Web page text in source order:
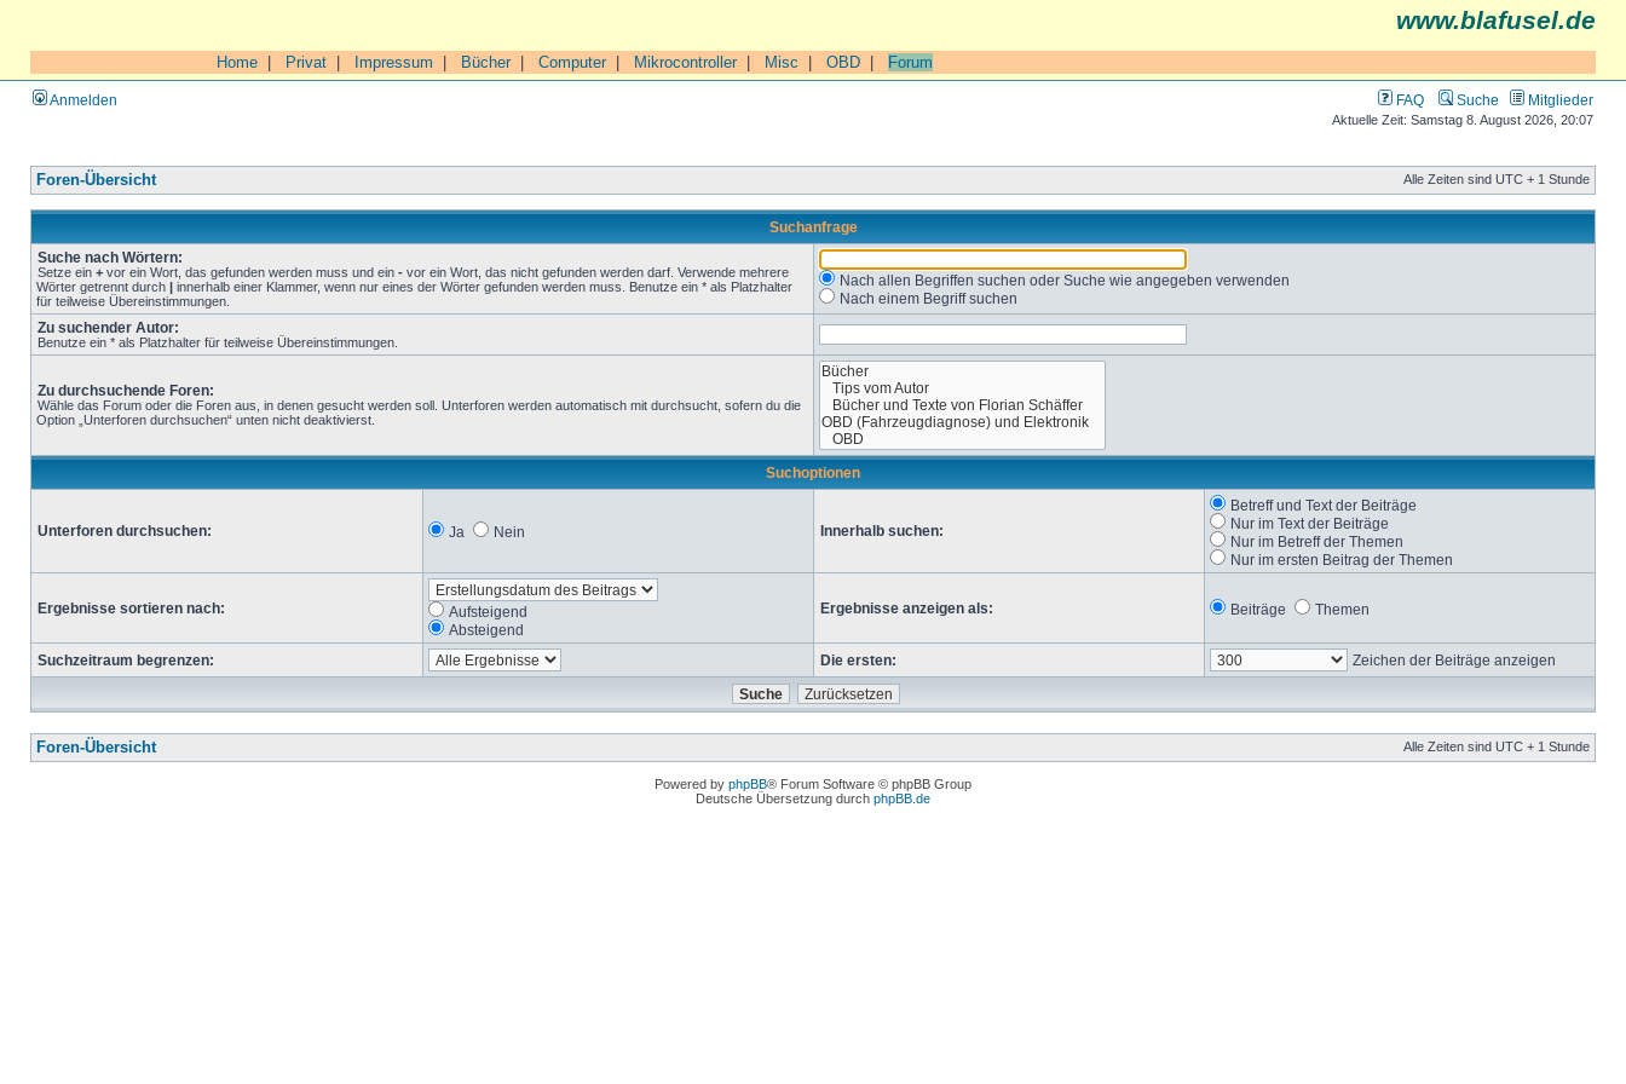
www.blafusel.de
Home Privat Impressum Bücher| Computer| Mikrocontroller| Misc OBD Forum
Anmelden FAQ Suche Mitglieder
Aktuelle Zeit: Samstag 8. August 2026, 20:07
Foren-Übersicht Alle Zeiten sind UTC + 1 Stunde
Suchanfrage
Suche nach Wörtern:
Setze ein + vor ein Wort, das gefunden werden muss und ein - vor ein Wort, das nicht gefunden werden darf. Verwende mehrere
Wörter getrennt durch | innerhalb einer Klammer, wenn nur eines der Wörter gefunden werden muss. Benutze ein * als Platzhalter
für teilweise Übereinstimmungen.
Nach allen Begriffen suchen oder Suche wie angegeben verwenden
Nach einem Begriff suchen
Zu suchender Autor:
Benutze ein * als Platzhalter für teilweise Übereinstimmungen.
Zu durchsuchende Foren:
Wähle das Forum oder die Foren aus, in denen gesucht werden soll. Unterforen werden automatisch mit durchsucht, sofern du die
Option „Unterforen durchsuchen“ unten nicht deaktivierst.
Suchoptionen
Unterforen durchsuchen: Ja Nein Innerhalb suchen:
Betreff und Text der Beiträge
Nur im Text der Beiträge
Nur im Betreff der Themen
Nur im ersten Beitrag der Themen
Ergebnisse sortieren nach:
Aufsteigend
Absteigend
Ergebnisse anzeigen als: Beiträge Themen
Suchzeitraum begrenzen: Die ersten: Zeichen der Beiträge anzeigen
Foren-Übersicht Alle Zeiten sind UTC + 1 Stunde
Powered by phpBB® Forum Software © phpBB Group
Deutsche Übersetzung durch phpBB.de